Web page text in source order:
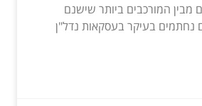
מבין המורכבים ביותר שישנם
נחתמים בעיקר בעסקאות נדל"ן